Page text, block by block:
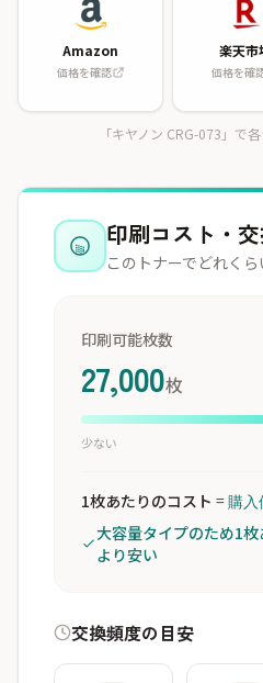
Amazon
価格を確認
楽天市
価格を確
「キヤノン CRG-073」で
印刷コスト・
このトナーでどれく
印刷可能枚数
27,000枚
少ない
1枚あたりのコスト =購入
大容量タイプのため1
より安い
交換頻度の目安